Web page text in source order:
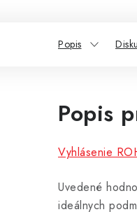
Popis
Popis
Vyhlásenie
Uvedené
ideálnych